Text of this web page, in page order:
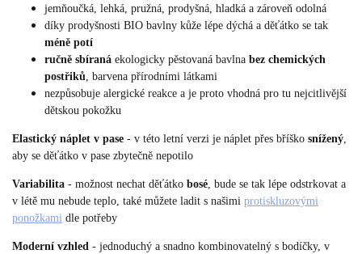
jemňoučká, lehká, pružná, prodyšná, hladká a zároveň odolná
díky prodyšnosti BIO bavlny kůže lépe dýchá a děťátko se tak
méně potí
ručně sbíraná ekologicky pěstovaná bavlna bez chemických
postřiků, barvena přírodními látkami
nezpůsobuje alergické reakce a je proto vhodná pro tu nejcitlivější
dětskou pokožku
Elastický náplet v pase - v této letní verzi je náplet přes bříško snížený,
aby se děťátko v pase zbytečně nepotilo
Variabilita - možnost nechat děťátko bosé, bude se tak lépe odstrkovat a
v létě mu nebude teplo, také můžete ladit s našimi protiskluzovými
ponožkami dle potřeby
Moderní vzhled - jednoduchý a snadno kombinovatelný s bodíčky, v